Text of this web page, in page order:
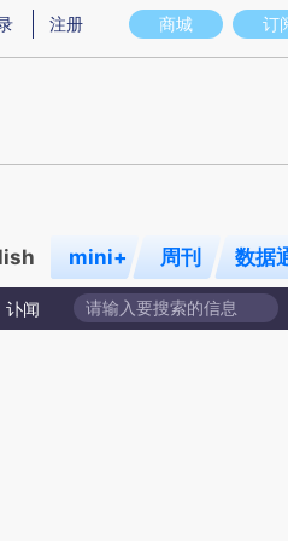
意图存在偏差。不代表财新观点和立场
商城 订
注册
mini+ 周刊 数据
讣闻